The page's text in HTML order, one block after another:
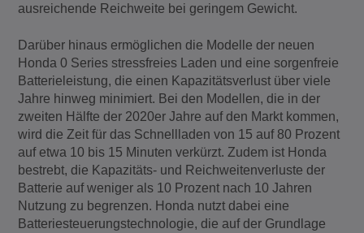
ausreichende Reichweite bei geringem Gewicht.
Darüber hinaus ermöglichen die Modelle der neuen
Honda 0 Series stressfreies Laden und eine sorgenfreie
Batterieleistung, die einen Kapazitätsverlust über viele
Jahre hinweg minimiert. Bei den Modellen, die in der
zweiten Hälfte der 2020er Jahre auf den Markt kommen,
wird die Zeit für das Schnellladen von 15 auf 80 Prozent
auf etwa 10 bis 15 Minuten verkürzt. Zudem ist Honda
bestrebt, die Kapazitäts- und Reichweitenverluste der
Batterie auf weniger als 10 Prozent nach 10 Jahren
Nutzung zu begrenzen. Honda nutzt dabei eine
Batteriesteuerungstechnologie, die auf der Grundlage